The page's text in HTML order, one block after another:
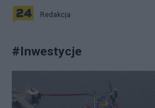
Redakcja
#Inwestycje